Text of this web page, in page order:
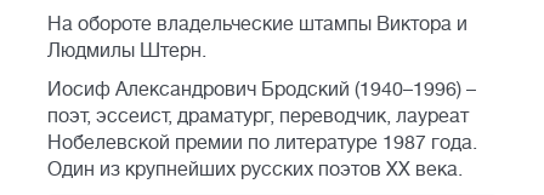
На обороте владельческие штампы Виктора и
Людмилы Штерн.
Иосиф Александрович Бродский (1940–1996) –
поэт, эссеист, драматург, переводчик, лауреат
Нобелевской премии по литературе 1987 года.
Один из крупнейших русских поэтов XX века.